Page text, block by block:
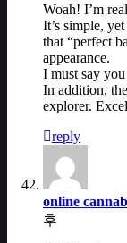
Woah! I’m
It’s simple,
that “perfect
appearance.
I must say
In addition,
explorer.
reply
online
후